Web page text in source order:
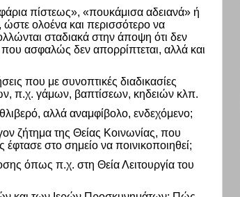
πίστεως», «πουκάμισα αδειανά» ή
ώστε ολοένα και περισσότερο να
σταδιακά στην άποψη ότι δεν
ασφαλώς δεν απορρίπτεται, αλλά και
που με συνοπτικές διαδικασίες
π.χ. γάμων, βαπτίσεων, κηδειών κλπ.
αλλά αναμφίβολο, ενδεχόμενο;
ζήτημα της Θείας Κοινωνίας, που
στο σημείο να ποινικοποιηθεί;
όπως π.χ. στη Θεία Λειτουργία του